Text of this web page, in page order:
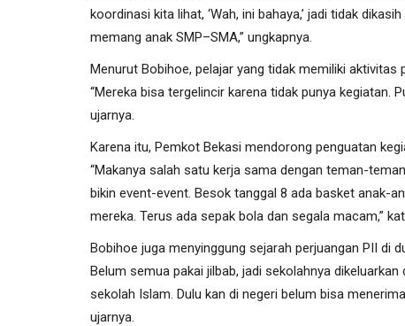
koordinasi kita lihat, ‘Wah, ini bahaya,’ jadi tidak
memang anak SMP–SMA,” ungkapnya.
Menurut Bobihoe, pelajar yang tidak memiliki
“Mereka bisa tergelincir karena tidak punya kegiatan.
ujarnya.
Karena itu, Pemkot Bekasi mendorong penguatan
“Makanya salah satu kerja sama dengan teman-
bikin event-event. Besok tanggal 8 ada basket anak-
mereka. Terus ada sepak bola dan segala macam,”
Bobihoe juga menyinggung sejarah perjuangan PII di
Belum semua pakai jilbab, jadi sekolahnya
sekolah Islam. Dulu kan di negeri belum bisa
ujarnya.
Berita Daerah